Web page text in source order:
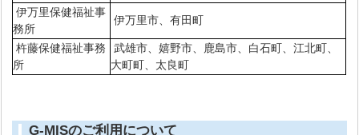
伊万里保健福祉事
務所
伊万里市、有田町
杵藤保健福祉事務
所
武雄市、嬉野市、鹿島市、白石町、江北町、
大町町、太良町
G-MISのご利用について